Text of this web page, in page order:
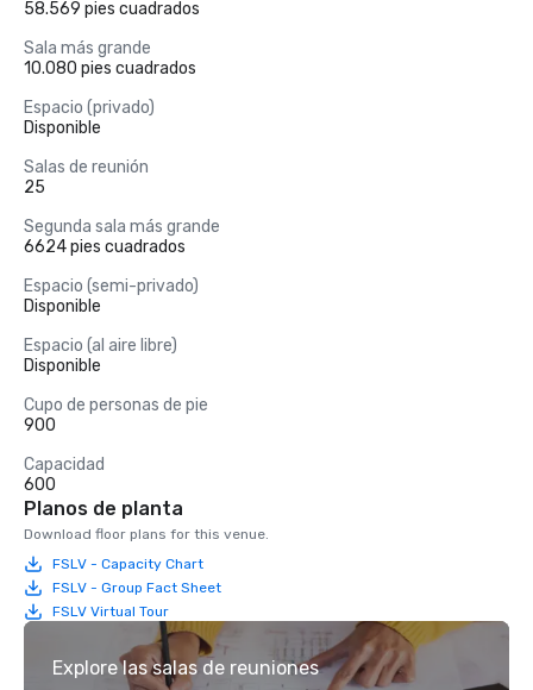
58.569 pies cuadrados
Sala más grande
10.080 pies cuadrados
Espacio (privado)
Disponible
Salas de reunión
25
Segunda sala más grande
6624 pies cuadrados
Espacio (semi-privado)
Disponible
Espacio (al aire libre)
Disponible
Cupo de personas de pie
900
Capacidad
600
Planos de planta
Download floor plans for this venue.
FSLV - Capacity Chart
FSLV - Group Fact Sheet
FSLV Virtual Tour
Explore las salas de reuniones